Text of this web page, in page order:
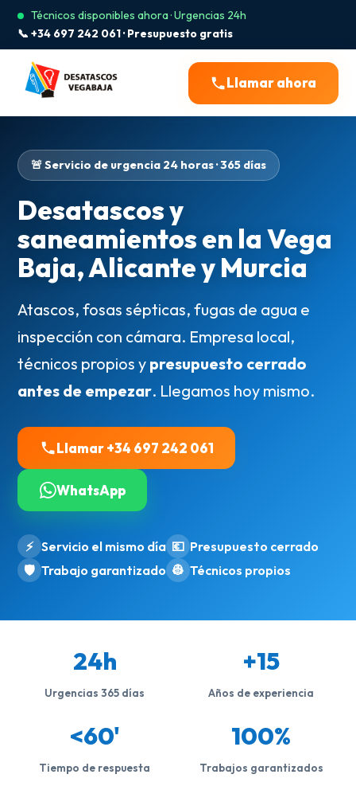
Técnicos disponibles ahora · Urgencias 24h
📞 +34 697 242 061 · Presupuesto gratis
Llamar ahora
🚨 Servicio de urgencia 24 horas · 365 días
Desatascos y
saneamientos en la Vega
Baja, Alicante y Murcia
Atascos, fosas sépticas, fugas de agua e
inspección con cámara. Empresa local,
técnicos propios y presupuesto cerrado
antes de empezar. Llegamos hoy mismo.
Llamar +34 697 242 061
WhatsApp
⚡ Servicio el mismo día 💶 Presupuesto cerrado
🛡️ Trabajo garantizado 👷 Técnicos propios
24h
Urgencias 365 días
+15
Años de experiencia
<60'
Tiempo de respuesta
100%
Trabajos garantizados